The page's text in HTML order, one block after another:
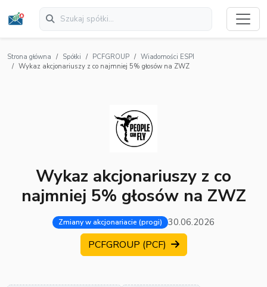
Strona główna Spółki PCFGROUP
Wiadomości ESPI
Wykaz akcjonariuszy z co najmniej 5% głosów na ZWZ
Wykaz akcjonariuszy z co
najmniej 5% głosów na ZWZ
Zmiany w akcjonariacie (progi) 30.06.2026
PCFGROUP (PCF)